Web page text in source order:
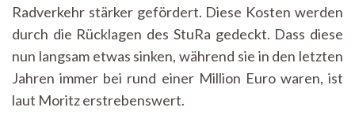
Radverkehr stärker gefördert. Diese Kosten werden
durch die Rücklagen des StuRa gedeckt. Dass diese
nun langsam etwas sinken, während sie in den letzten
Jahren immer bei rund einer Million Euro waren, ist
laut Moritz erstrebenswert.